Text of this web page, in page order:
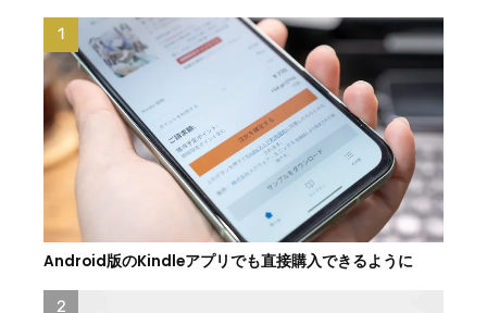
Android版のKindleアプリでも直接購入できるように